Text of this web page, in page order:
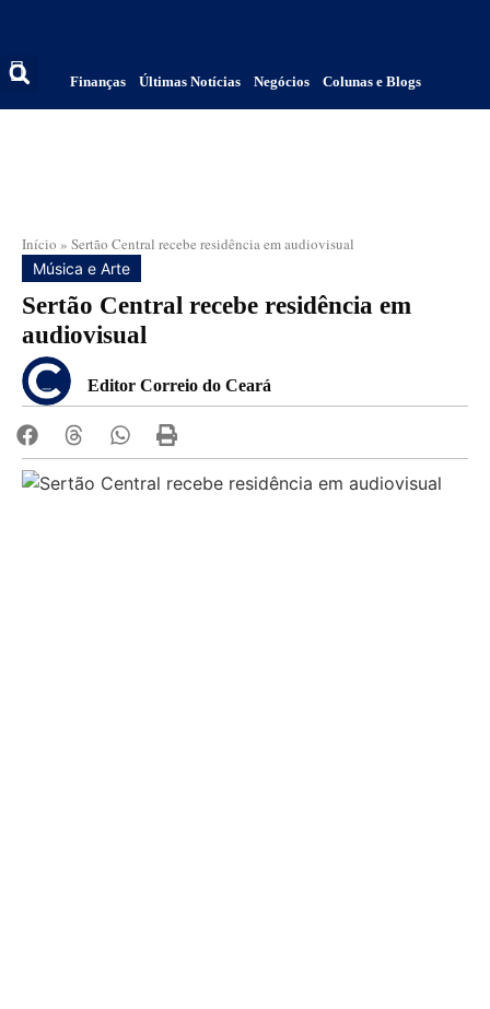
Finanças Últimas Notícias Negócios Colunas e Blogs
Início » Sertão Central recebe residência em audiovisual
Música e Arte
Sertão Central recebe residência em
audiovisual
Editor Correio do Ceará